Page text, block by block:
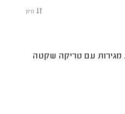
מיון
מגירות עם טריקה שקטה